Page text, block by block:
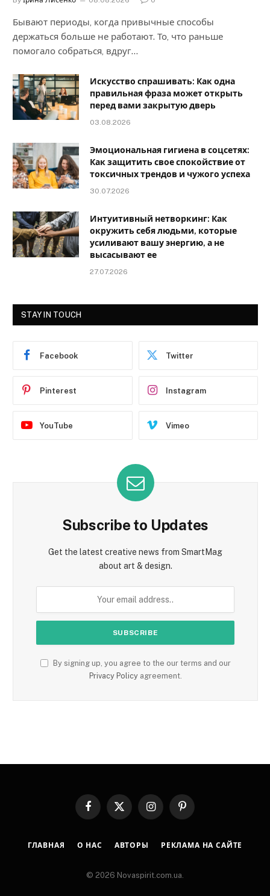
Бывают периоды, когда привычные способы
держаться больше не работают. То, что раньше
помогало собраться, вдруг…
Искусство спрашивать: Как одна
правильная фраза может открыть
перед вами закрытую дверь
03.08.2026
Эмоциональная гигиена в соцсетях:
Как защитить свое спокойствие от
токсичных трендов и чужого успеха
30.07.2026
Интуитивный нетворкинг: Как
окружить себя людьми, которые
усиливают вашу энергию, а не
высасывают ее
27.07.2026
STAY IN TOUCH
Facebook Twitter
Pinterest Instagram
YouTube Vimeo
Subscribe to Updates
Get the latest creative news from SmartMag
about art & design.
By signing up, you agree to the our terms and our
Privacy Policyagreement.
Facebook
X
InstagramPinterest
ГЛАВНАЯ О НАС АВТОРЫ РЕКЛАМА НА САЙТЕ
© 2026 Novaspirit.com.ua.